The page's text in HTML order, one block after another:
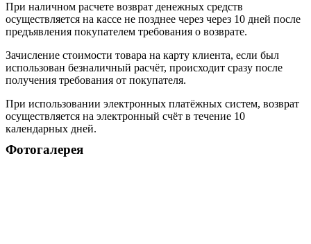
При наличном расчете возврат денежных средств
осуществляется на кассе не позднее через через 10 дней после
предъявления покупателем требования о возврате.
Зачисление стоимости товара на карту клиента, если был
использован безналичный расчёт, происходит сразу после
получения требования от покупателя.
При использовании электронных платёжных систем, возврат
осуществляется на электронный счёт в течение 10
календарных дней.
Фотогалерея